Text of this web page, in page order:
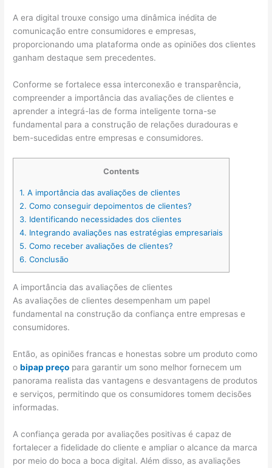
A era digital trouxe consigo uma dinâmica inédita de
comunicação entre consumidores e empresas,
proporcionando uma plataforma onde as opiniões dos clientes
ganham destaque sem precedentes.
Conforme se fortalece essa interconexão e transparência,
compreender a importância das avaliações de clientes e
aprender a integrá-las de forma inteligente torna-se
fundamental para a construção de relações duradouras e
bem-sucedidas entre empresas e consumidores.
Contents
1. A importância das avaliações de clientes
2. Como conseguir depoimentos de clientes?
3. Identificando necessidades dos clientes
4. Integrando avaliações nas estratégias empresariais
5. Como receber avaliações de clientes?
6. Conclusão
A importância das avaliações de clientes
As avaliações de clientes desempenham um papel
fundamental na construção da confiança entre empresas e
consumidores.
Então, as opiniões francas e honestas sobre um produto como
obipap preço para garantir um sono melhor fornecem um
panorama realista das vantagens e desvantagens de produtos
e serviços, permitindo que os consumidores tomem decisões
informadas.
A confiança gerada por avaliações positivas é capaz de
fortalecer a fidelidade do cliente e ampliar o alcance da marca
por meio do boca a boca digital. Além disso, as avaliações